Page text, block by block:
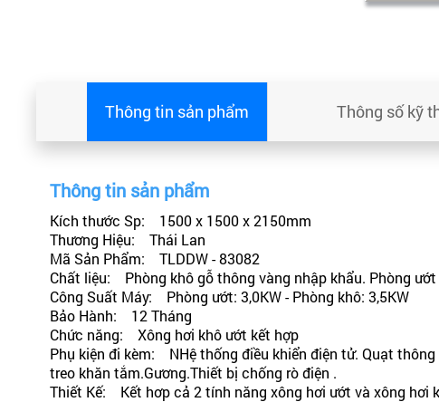
Thông tin sản phẩm Thông số kỹ
Thông tin sản phẩm
Kích thước Sp: 1500 x 1500 x 2150mm
Thương Hiệu: Thái Lan
Mã Sản Phẩm: TLDDW - 83082
Chất liệu: Phòng khô gỗ thông vàng nhập khẩu. Phòng
Công Suất Máy: Phòng ướt: 3,0KW - Phòng khô: 3,5KW
Bảo Hành: 12 Tháng
Chức năng: Xông hơi khô ướt kết hợp
Phụ kiện đi kèm: NHệ thống điều khiển điện tử. Quạt
treo khăn tắm.Gương.Thiết bị chống rò điện .
Thiết Kế: Kết hơp cả 2 tính năng xông hơi ướt và xông hơi